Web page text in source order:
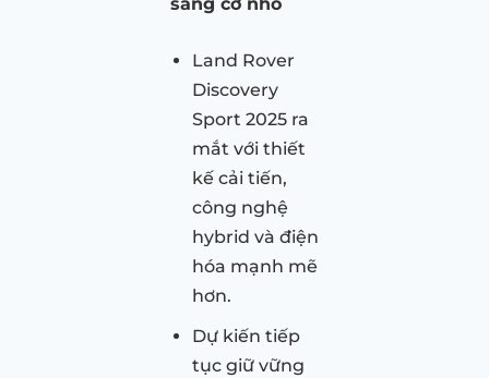
Land Rover
Discovery
Sport 2025 ra
mắt với thiết
kế cải tiến,
công nghệ
hybrid và điện
hóa mạnh mẽ
hơn.
Dự kiến tiếp
tục giữ vững